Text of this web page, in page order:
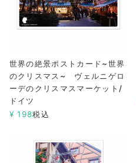
世界の絶景ポストカード~世界
のクリスマス~ ヴェルニゲロ
ーデのクリスマスマーケット/
ドイツ
¥ 198税込